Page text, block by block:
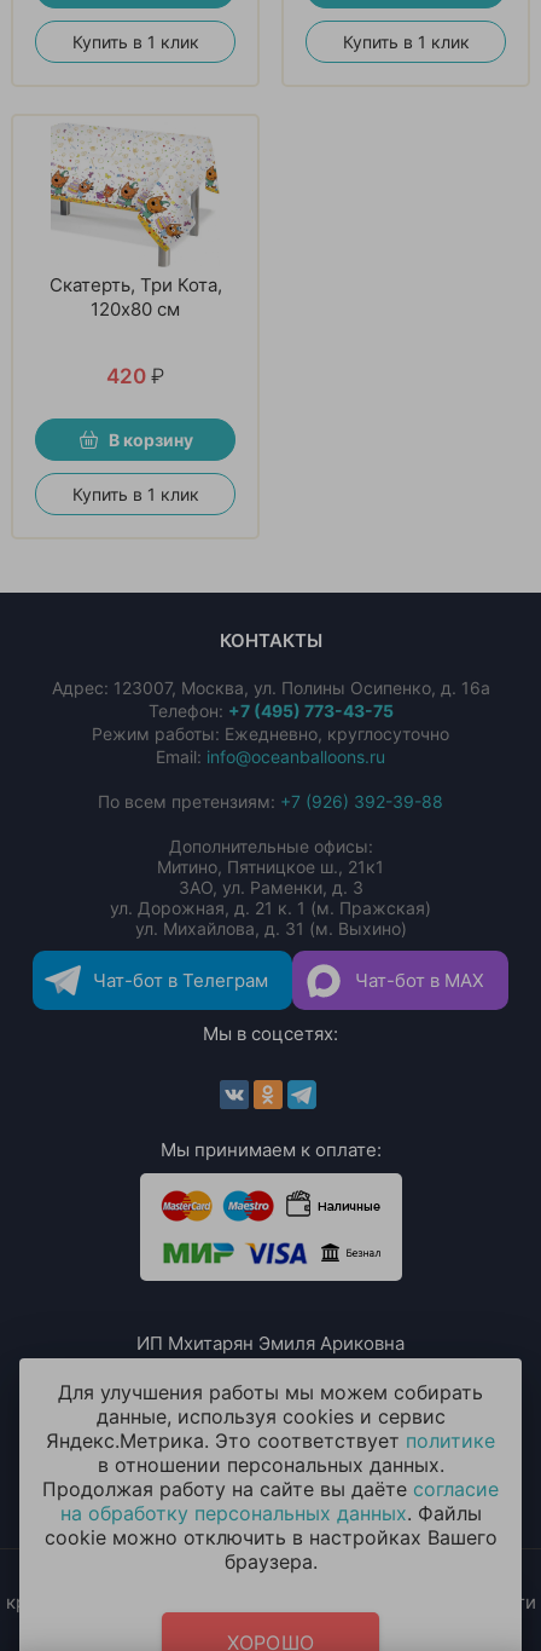
Купить в 1 клик Купить в 1 клик
Скатерть, Три Кота,
120х80 см
420 ₽
В корзину
Купить в 1 клик
КОНТАКТЫ
Адрес: 123007, Москва, ул. Полины Осипенко, д. 16а
Телефон: +7 (495) 773-43-75
Режим работы: Ежедневно, круглосуточно
Email: info@oceanballoons.ru
По всем претензиям: +7 (926) 392-39-88
Дополнительные офисы:
Митино, Пятницкое ш., 21к1
ЗАО, ул. Раменки, д. 3
ул. Дорожная, д. 21 к. 1 (м. Пражская)
ул. Михайлова, д. 31 (м. Выхино)
Чат-бот в Телеграм Чат-бот в MAX
Мы в соцсетях:
Мы принимаем к оплате:
ИП Мхитарян Эмиля Ариковна
ИНН: 771385063807
ОГРН / ОГРНИП: 319508100076230
2014 - 2026 © «ОКЕАН ШАРОВ» Воздушные шары с
круглосуточной доставкой в Москве и Московской области
Политика конфиденциальности
согласие на обработку
персональных данных
Для улучшения работы мы можем собирать
данные, используя cookies и сервис
Яндекс.Метрика. Это соответствует политике
в отношении персональных данных.
Продолжая работу на сайте вы даёте согласие
на обработку персональных данных. Файлы
cookie можно отключить в настройках Вашего
браузера.
ХОРОШО